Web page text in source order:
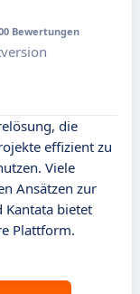
Bewertungen
die
effizient zu
Viele
Ansätzen zur
Kantata bietet
Plattform.